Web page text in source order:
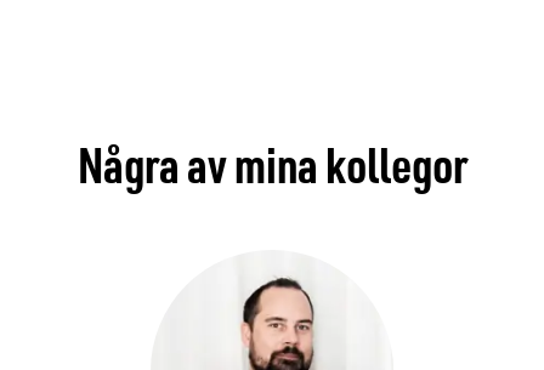
Några av mina kollegor